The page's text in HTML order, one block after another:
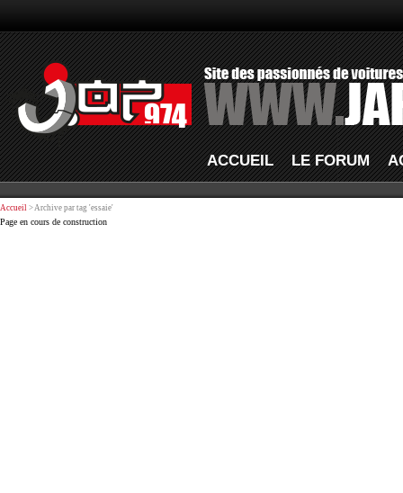
ACCUEIL LE FORUM
Accueil > Archive par tag 'essaie'
Page en cours de construction